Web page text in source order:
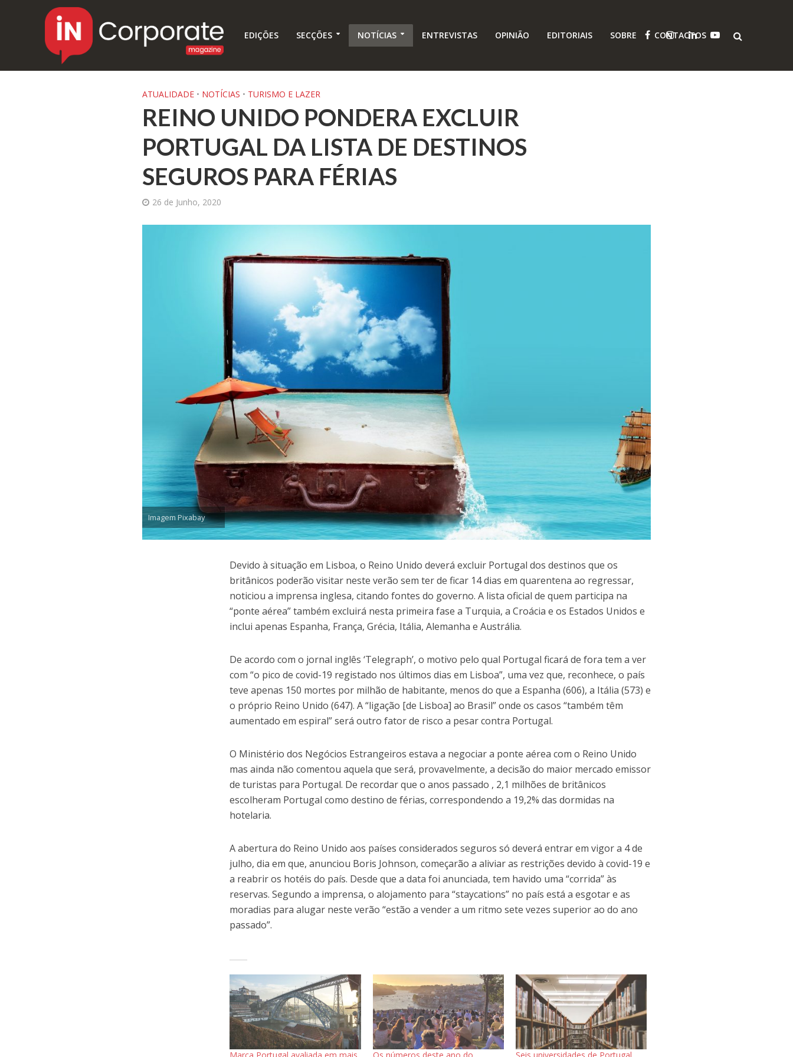
EDIÇÕES SECÇÕES NOTÍCIAS ENTREVISTAS OPINIÃO EDITORIAIS SOBRE CONTACTOS
ATUALIDADE • NOTÍCIAS • TURISMO E LAZER
REINO UNIDO PONDERA EXCLUIR
PORTUGAL DA LISTA DE DESTINOS
SEGUROS PARA FÉRIAS
26 de Junho, 2020
Imagem Pixabay
Devido à situação em Lisboa, o Reino Unido deverá excluir Portugal dos destinos que os
britânicos poderão visitar neste verão sem ter de ficar 14 dias em quarentena ao regressar,
noticiou a imprensa inglesa, citando fontes do governo. A lista oficial de quem participa na
“ponte aérea” também excluirá nesta primeira fase a Turquia, a Croácia e os Estados Unidos e
inclui apenas Espanha, França, Grécia, Itália, Alemanha e Austrália.
De acordo com o jornal inglês ‘Telegraph’, o motivo pelo qual Portugal ficará de fora tem a ver
com “o pico de covid-19 registado nos últimos dias em Lisboa”, uma vez que, reconhece, o país
teve apenas 150 mortes por milhão de habitante, menos do que a Espanha (606), a Itália (573) e
o próprio Reino Unido (647). A “ligação [de Lisboa] ao Brasil” onde os casos “também têm
aumentado em espiral” será outro fator de risco a pesar contra Portugal.
O Ministério dos Negócios Estrangeiros estava a negociar a ponte aérea com o Reino Unido
mas ainda não comentou aquela que será, provavelmente, a decisão do maior mercado emissor
de turistas para Portugal. De recordar que o anos passado , 2,1 milhões de britânicos
escolheram Portugal como destino de férias, correspondendo a 19,2% das dormidas na
hotelaria.
A abertura do Reino Unido aos países considerados seguros só deverá entrar em vigor a 4 de
julho, dia em que, anunciou Boris Johnson, começarão a aliviar as restrições devido à covid-19 e
a reabrir os hotéis do país. Desde que a data foi anunciada, tem havido uma “corrida” às
reservas. Segundo a imprensa, o alojamento para “staycations” no país está a esgotar e as
moradias para alugar neste verão “estão a vender a um ritmo sete vezes superior ao do ano
passado”.